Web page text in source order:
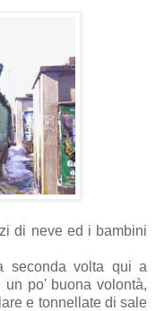
di neve ed i bambini
seconda volta qui a
po' buona volontà,
e tonnellate di sale